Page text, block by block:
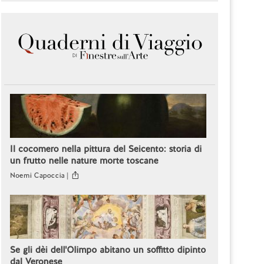
Il cocomero nella pittura del Seicento: storia di
un frutto nelle nature morte toscane
Noemi Capoccia |
Se gli dèi dell'Olimpo abitano un soffitto dipinto
dal Veronese